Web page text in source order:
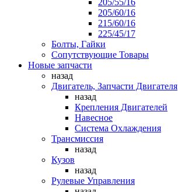
205/55/16
205/60/16
215/60/16
225/45/17
Болты, Гайки
Сопутствующие Товары
Новые запчасти
назад
Двигатель, Запчасти Двигателя
назад
Крепления Двигателей
Навесное
Система Охлаждения
Трансмиссия
назад
Кузов
назад
Рулевые Управления